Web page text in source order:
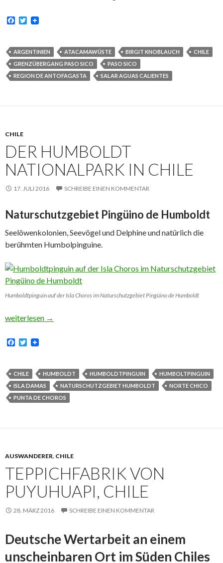
F
b
o
o
k
T
t
e
r
ARGENTINIEN ATACAMAWÜSTE BIRGIT KNOBLAUCH
CHILE
GRENZÜBERGANG PASO SICO
PASO SICO
REGION DE ANTOFAGASTA
SALAR AGUAS CALIENTES
CHILE
DER HUMBOLDT
NATIONALPARK IN CHILE
17. JULI 2016 SCHREIBE EINEN KOMMENTAR
Naturschutzgebiet Pingüino de Humboldt
Seelöwenkolonien, Seevögel und Delphine und natürlich die
berühmten Humbolpinguine.
Humboldtpinguin auf der Isla Choros im Naturschutzgebiet Pingüino de Humboldt
Der Humboldt Nationalpark in Chile
weiterlesen →
F
b
o
o
k
T
t
e
r
CHILE HUMBOLDT HUMBOLDTPINGUIN
HUMBOLTPINGUIN
ISLA DAMAS
NATURSCHUTZGEBIET HUMBOLDT
NORTE CHICO
PUNTA DE CHOROS
AUSWANDERER, CHILE
TEPPICHFABRIK VON
PUYUHUAPI, CHILE
28. MÄRZ 2016 SCHREIBE EINEN KOMMENTAR
Deutsche Wertarbeit an einem
unscheinbaren Ort im Süden Chiles